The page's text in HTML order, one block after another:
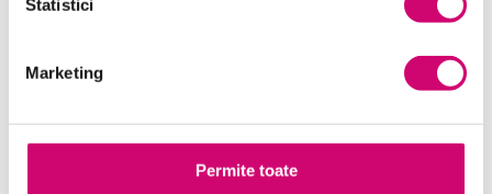
Statistici
Marketing
Permite toate
Project Management
Resurse Umane